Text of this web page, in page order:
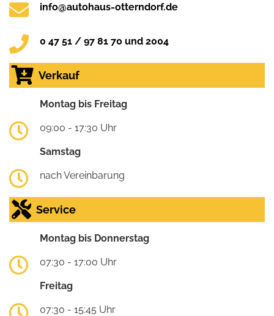
info@autohaus-otterndorf.de
0 47 51 / 97 81 70 und 2004
Verkauf
Montag bis Freitag
09:00 - 17:30 Uhr
Samstag
nach Vereinbarung
Service
Montag bis Donnerstag
07:30 - 17:00 Uhr
Freitag
07:30 - 15:45 Uhr